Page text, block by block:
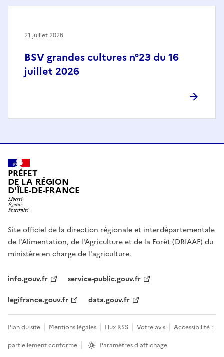
BSV grandes cultures n°23 du 16
juillet 2026
21 juillet 2026
PRÉFET
DE LA RÉGION
D'ÎLE-DE-FRANCE
Site officiel de la direction régionale et interdépartementale
de l'Alimentation, de l'Agriculture et de la Forêt (DRIAAF) du
ministère en charge de l'agriculture.
info.gouv.fr
service-public.gouv.fr
legifrance.gouv.fr
data.gouv.fr
Plan du site Mentions légales Flux RSS Votre avis
Accessibilité :
partiellement conforme
Paramètres d'affichage